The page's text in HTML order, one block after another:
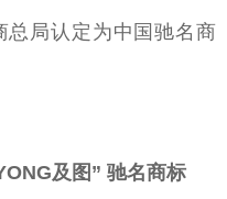
局认定为中国驰名商
及图” 驰名商标